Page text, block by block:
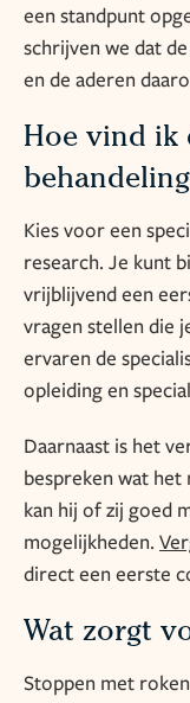
een standpunt
schrijven we dat
en de aderen
Hoe vind ik
Kies voor een
research. Je kunt
vrijblijvend een
vragen stellen die
ervaren de
opleiding en
Daarnaast is het
bespreken wat
kan hij of zij goed
mogelijkheden.
direct een eerste
Wat zorgt
Stoppen met